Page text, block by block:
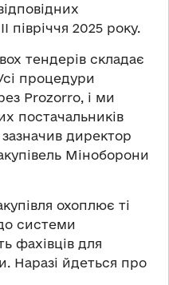
півріччя 2025 року.
тендерів складає
процедури
Prozorro, і ми
постачальників
директор
Міноборони
охоплює ті
системи
фахівців для
Наразі йдеться про